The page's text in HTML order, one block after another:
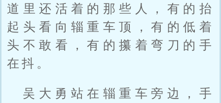
道里还活着的那些人，有的抬
起头看向辎重车顶，有的低着
头不敢看，有的攥着弯刀的手
在抖。
吴大勇站在辎重车旁边，手